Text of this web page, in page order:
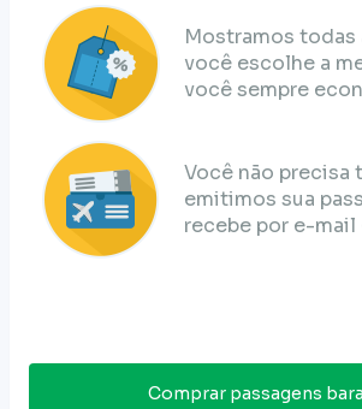
Mostramos todas
você escolhe a
você sempre
Você não precisa
emitimos sua
recebe por e-mail
Comprar passagens